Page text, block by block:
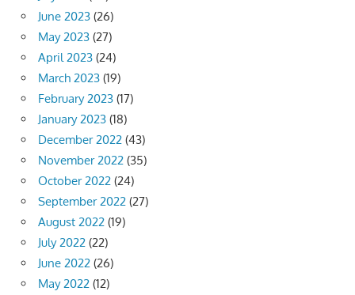
June 2023 (26)
May 2023 (27)
April 2023 (24)
March 2023 (19)
February 2023 (17)
January 2023 (18)
December 2022 (43)
November 2022 (35)
October 2022 (24)
September 2022 (27)
August 2022 (19)
July 2022 (22)
June 2022 (26)
May 2022 (12)